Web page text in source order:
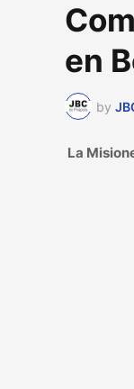
en
by
La